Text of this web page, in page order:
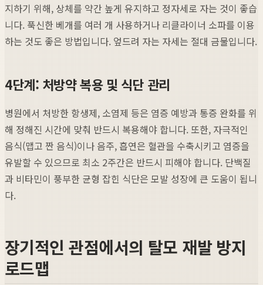
지하기 위해, 상체를 약간 높게 유지하고 정자세로 자는 것이 좋습
니다. 푹신한 베개를 여러 개 사용하거나 리클라이너 소파를 이용
하는 것도 좋은 방법입니다. 엎드려 자는 자세는 절대 금물입니다.
4단계: 처방약 복용 및 식단 관리
병원에서 처방한 항생제, 소염제 등은 염증 예방과 통증 완화를 위
해 정해진 시간에 맞춰 반드시 복용해야 합니다. 또한, 자극적인
음식(맵고 짠 음식)이나 음주, 흡연은 혈관을 수축시키고 염증을
유발할 수 있으므로 최소 2주간은 반드시 피해야 합니다. 단백질
과 비타민이 풍부한 균형 잡힌 식단은 모발 성장에 큰 도움이 됩니
다.
장기적인 관점에서의 탈모 재발 방지
로드맵